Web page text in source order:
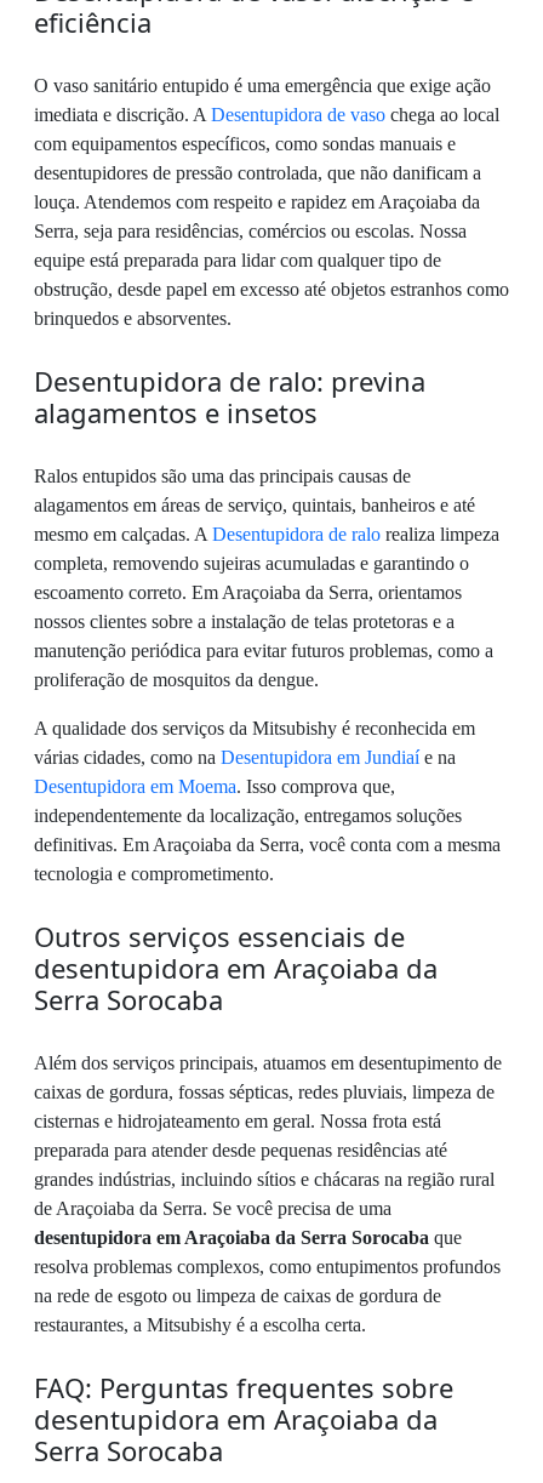
eficiência
O vaso sanitário entupido é uma emergência que exige ação
imediata e discrição. A Desentupidora de vaso chega ao local
com equipamentos específicos, como sondas manuais e
desentupidores de pressão controlada, que não danificam a
louça. Atendemos com respeito e rapidez em Araçoiaba da
Serra, seja para residências, comércios ou escolas. Nossa
equipe está preparada para lidar com qualquer tipo de
obstrução, desde papel em excesso até objetos estranhos como
brinquedos e absorventes.
Desentupidora de ralo: previna
alagamentos e insetos
Ralos entupidos são uma das principais causas de
alagamentos em áreas de serviço, quintais, banheiros e até
mesmo em calçadas. A Desentupidora de ralo realiza limpeza
completa, removendo sujeiras acumuladas e garantindo o
escoamento correto. Em Araçoiaba da Serra, orientamos
nossos clientes sobre a instalação de telas protetoras e a
manutenção periódica para evitar futuros problemas, como a
proliferação de mosquitos da dengue.
A qualidade dos serviços da Mitsubishy é reconhecida em
várias cidades, como na Desentupidora em Jundiaíe na
Desentupidora em Moema. Isso comprova que,
independentemente da localização, entregamos soluções
definitivas. Em Araçoiaba da Serra, você conta com a mesma
tecnologia e comprometimento.
Outros serviços essenciais de
desentupidora em Araçoiaba da
Serra Sorocaba
Além dos serviços principais, atuamos em desentupimento de
caixas de gordura, fossas sépticas, redes pluviais, limpeza de
cisternas e hidrojateamento em geral. Nossa frota está
preparada para atender desde pequenas residências até
grandes indústrias, incluindo sítios e chácaras na região rural
de Araçoiaba da Serra. Se você precisa de uma
desentupidora em Araçoiaba da Serra Sorocaba que
resolva problemas complexos, como entupimentos profundos
na rede de esgoto ou limpeza de caixas de gordura de
restaurantes, a Mitsubishy é a escolha certa.
FAQ: Perguntas frequentes sobre
desentupidora em Araçoiaba da
Serra Sorocaba